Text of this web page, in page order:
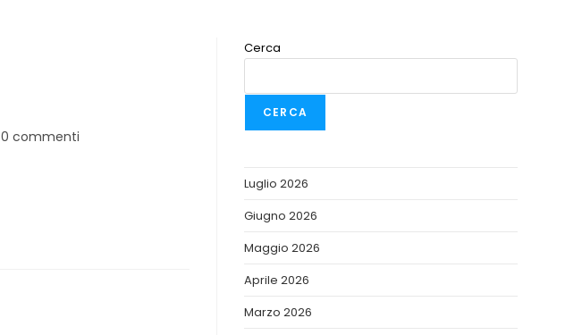
0 commenti
Cerca
CERCA
Luglio 2026
Giugno 2026
Maggio 2026
Aprile 2026
Marzo 2026